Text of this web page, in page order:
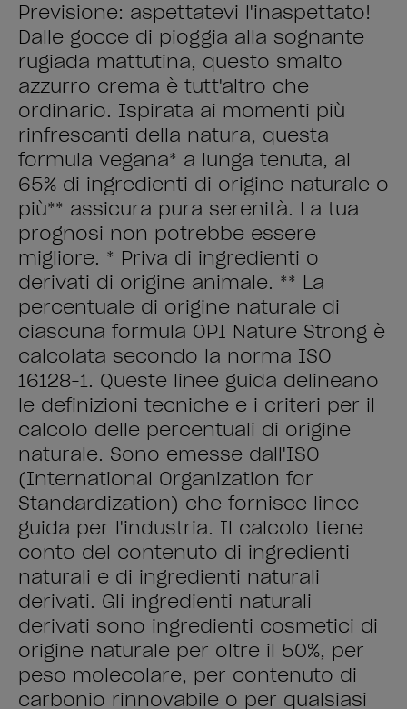
Previsione: aspettatevi l'inaspettato!
Dalle gocce di pioggia alla sognante
rugiada mattutina, questo smalto
azzurro crema è tutt'altro che
ordinario. Ispirata ai momenti più
rinfrescanti della natura, questa
formula vegana* a lunga tenuta, al
65% di ingredienti di origine naturale o
più** assicura pura serenità. La tua
prognosi non potrebbe essere
migliore. * Priva di ingredienti o
derivati di origine animale. ** La
percentuale di origine naturale di
ciascuna formula OPI Nature Strong è
calcolata secondo la norma ISO
16128-1. Queste linee guida delineano
le definizioni tecniche e i criteri per il
calcolo delle percentuali di origine
naturale. Sono emesse dall'ISO
(International Organization for
Standardization) che fornisce linee
guida per l'industria. Il calcolo tiene
conto del contenuto di ingredienti
naturali e di ingredienti naturali
derivati. Gli ingredienti naturali
derivati sono ingredienti cosmetici di
origine naturale per oltre il 50%, per
peso molecolare, per contenuto di
carbonio rinnovabile o per qualsiasi